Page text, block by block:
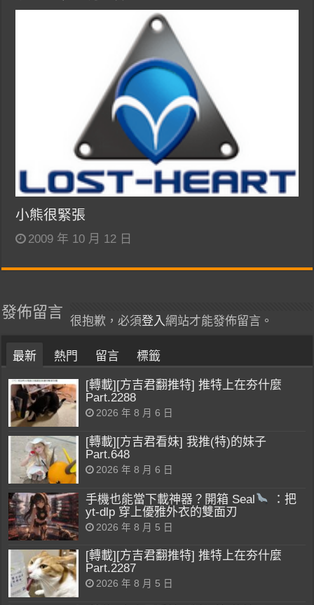
小熊很緊張
2009 年 10 月 12 日
發佈留言
很抱歉，必須登入 網站才能發佈留言。
最新 熱門 留言 標籤
[轉載][方吉君翻推特] 推特上在夯什麼
Part.2288
2026 年 8 月 6 日
[轉載][方吉君看妹] 我推(特)的妹子
Part.648
2026 年 8 月 6 日
手機也能當下載神器？開箱 Seal
：把
yt-dlp 穿上優雅外衣的雙面刃
2026 年 8 月 5 日
[轉載][方吉君翻推特] 推特上在夯什麼
Part.2287
2026 年 8 月 5 日